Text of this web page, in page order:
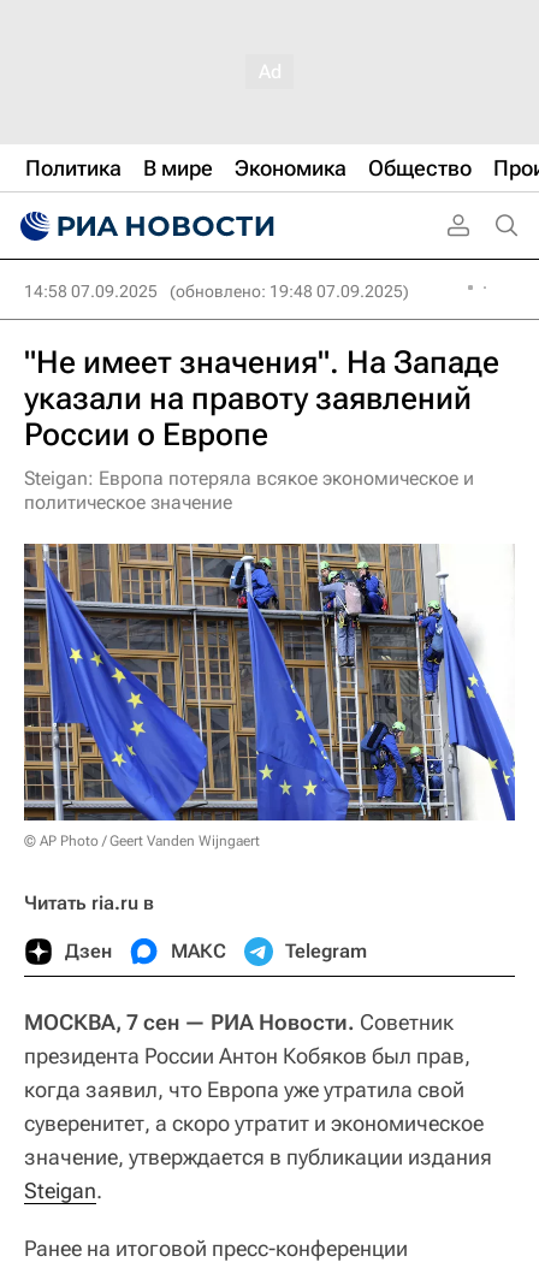
Политика В мире Экономика Общество
14:58 07.09.2025 (обновлено: 19:48 07.09.2025)
"Не имеет значения". На Западе
указали на правоту заявлений
России о Европе
Steigan: Европа потеряла всякое экономическое и
политическое значение
© AP Photo / Geert Vanden Wijngaert
Читать ria.ru в
Дзен МАКС Telegram
МОСКВА, 7 сен — РИА Новости. Советник
президента России Антон Кобяков был прав,
когда заявил, что Европа уже утратила свой
суверенитет, а скоро утратит и экономическое
значение, утверждается в публикации издания
Steigan.
Ранее на итоговой пресс-конференции